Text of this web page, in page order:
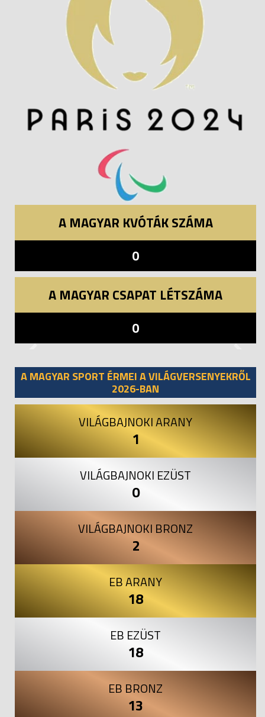
A MAGYAR KVÓTÁK SZÁMA
0
A MAGYAR CSAPAT LÉTSZÁMA
0
A MAGYAR SPORT ÉRMEI A VILÁGVERSENYEKRŐL
2026-BAN
VILÁGBAJNOKI ARANY
1
VILÁGBAJNOKI EZÜST
0
VILÁGBAJNOKI BRONZ
2
EB ARANY
18
EB EZÜST
18
EB BRONZ
13